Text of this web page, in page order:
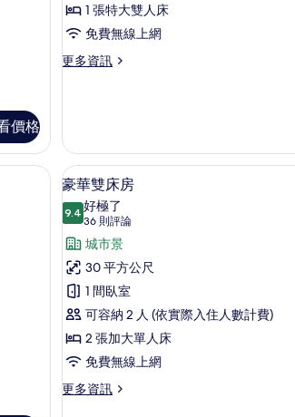
價格
房
-
King
相
片
1 張特大雙人床
免費無線上網
更多資訊
更
床
房
-
King
的
詳
情
保險箱、筆電工作空間
顯
示
豪
華
雙
床
房
的
所
有
高級寢具
9
豪華雙床房
9.49.4 分，滿分 10 分
好極了
36 則評論
(36
則
評
論)
城市景
30 平方公尺
1 間臥室
可容納 2 人 (依實際入住人數計費)
2 張加大單人床
免費無線上網
更多資訊
更